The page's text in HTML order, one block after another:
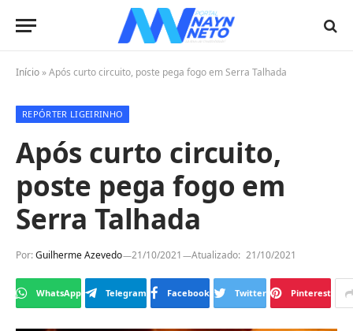
Início »Após curto circuito, poste pega fogo em Serra Talhada
REPÓRTER LIGEIRINHO
Após curto circuito,
poste pega fogo em
Serra Talhada
Por:Guilherme Azevedo 21/10/2021 Atualizado: 21/10/2021
WhatsApp Telegram Facebook Twitter Pinterest